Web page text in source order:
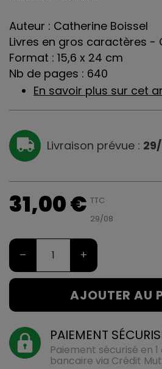
Auteur : Catherine Boissel
Livres en gros caractères -
Format : 15,6 x 24 cm
Nb de pages : 640
En savoir plus sur cet
Livraison prévue :
31,00 € TTC
29/08
– +
AJOUTER AU
PAIEMENT
Paiement sécurisé en
bancaire via Crédit